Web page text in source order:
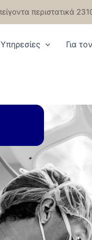
περιστατικά
Υπηρεσίες Για